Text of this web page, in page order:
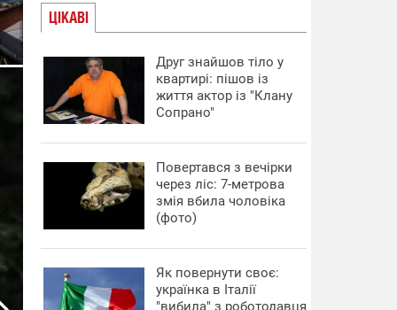
ЦІКАВІ
Друг знайшов тіло у
квартирі: пішов із
життя актор із "Клану
Сопрано"
Повертався з вечірки
через ліс: 7-метрова
змія вбила чоловіка
(фото)
​Як повернути своє:
українка в Італії
"вибила" з роботодавця